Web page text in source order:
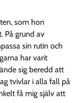
som hon
På grund av
sin rutin och
har varit
sig beredd att
tvivlar i alla fall på
få mig själv att